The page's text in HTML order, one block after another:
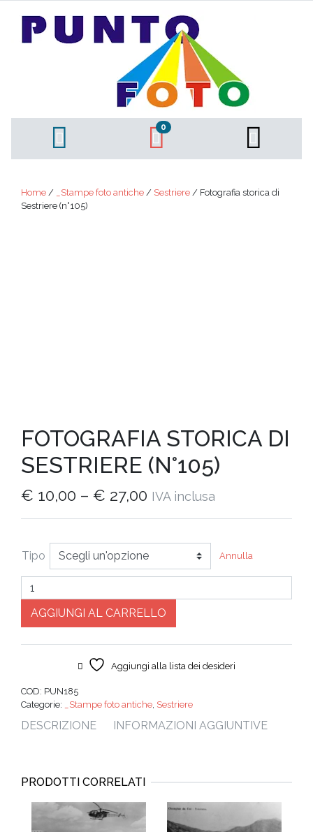
0
Home / _Stampe foto antiche / Sestriere / Fotografia storica di
Sestriere (n°105)
FOTOGRAFIA STORICA DI
SESTRIERE (N°105)
€ 10,00 – € 27,00 IVA inclusa
Tipo Annulla
Quantità
AGGIUNGI AL CARRELLO
Aggiungi alla lista dei desideri
COD: PUN185
Categorie:
_Stampe foto antiche Sestriere
DESCRIZIONE INFORMAZIONI AGGIUNTIVE
PRODOTTI CORRELATI